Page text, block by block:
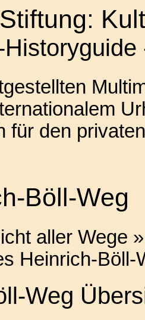
für den
Böll-Weg
aller Wege »
Heinrich-Böll-
Weg